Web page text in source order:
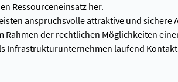
Ressourceneinsatz her.
anspruchsvolle attraktive und sichere
Rahmen der rechtlichen Möglichkeiten
Infrastrukturunternehmen laufend